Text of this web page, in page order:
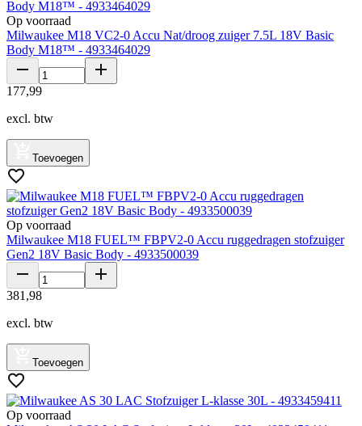
Op voorraad
Milwaukee M18 VC2-0 Accu Nat/droog zuiger 7.5L 18V Basic
Body M18™ - 4933464029
177,99
excl. btw
Toevoegen
Op voorraad
Milwaukee M18 FUEL™ FBPV2-0 Accu ruggedragen stofzuiger
Gen2 18V Basic Body - 4933500039
381 ,98
excl. btw
Toevoegen
Op voorraad